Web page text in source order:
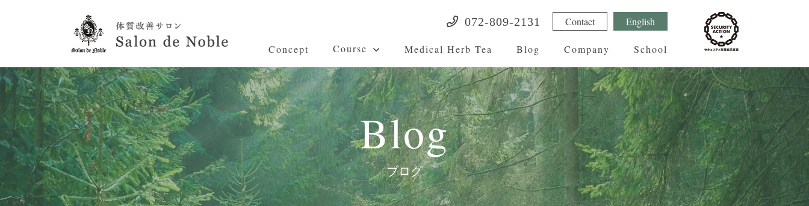
072-809-2131 Contact English
Concept Course Medical Herb Tea Blog Company School
Blog
ブログ